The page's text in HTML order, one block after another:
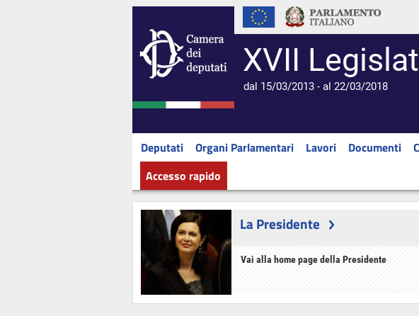
XVII
dal 15/03/2013 - al 22/03/2018
Deputati Organi Parlamentari Lavori Documenti
Accesso rapido
La Presidente
Vai alla home page della Presidente